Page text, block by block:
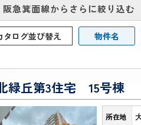
阪急箕面線からさらに絞り込む
タログ並び替え 物件名
緑丘第3住宅 15号棟
所在地